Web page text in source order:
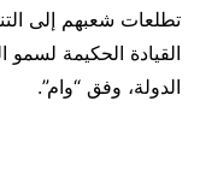
تطلعات شعبهم إلى
القيادة الحكيمة
الدولة، وفق “وام”.